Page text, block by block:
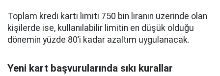
Toplam kredi kartı limiti 750 bin liranın üzerinde olan
kişilerde ise, kullanılabilir limitin en düşük olduğu
dönemin yüzde 80’i kadar azaltım uygulanacak.
Yeni kart başvurularında sıkı kurallar